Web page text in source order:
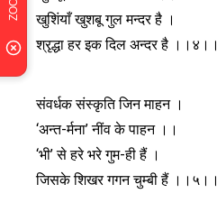
खुशिंयाँ खुशबू गुल मन्दर है ।
श्रृद्धा हर इक दिल अन्दर है ।।४।।
संवर्धक संस्कृति जिन माहन ।
‘अन्त-र्मना’ नींव के पाहन ।।
‘भी’ से हरे भरे गुम-ही हैं ।
जिसके शिखर गगन चुम्बी हैं ।।५।।